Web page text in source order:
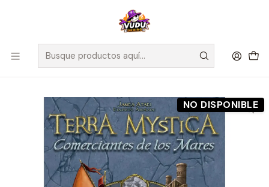
🚀 ¡Despachamos a todo Chile! Envío GRATIS a Regiones sobre
$100.000 y a RM sobre $35.000
Inicio Preventas Maldito Games
Preventa - COMERCIANTES DE LOS MARES - TERRA MYSTICA -
Español
NO DISPONIBLE